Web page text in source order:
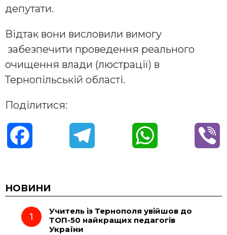
депутати.
Відтак вони висловили вимогу
забезпечити проведення реального
очищення влади (люстрації) в
Тернопільській області.
Поділитися:
c
e e t
НОВИНИ
Учитель із Тернополя увійшов до
ТОП-50 найкращих педагогів
України